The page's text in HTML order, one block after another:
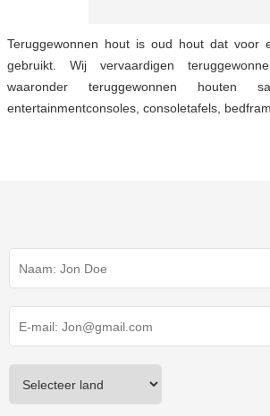
Teruggewonnen hout is oud hout dat voor
gebruikt. Wij vervaardigen
waaronder teruggewonnen houten
entertainmentconsoles, consoletafels,